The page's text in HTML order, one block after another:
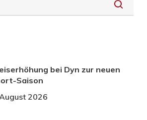
bei Dyn zur neuen
Saison
2026